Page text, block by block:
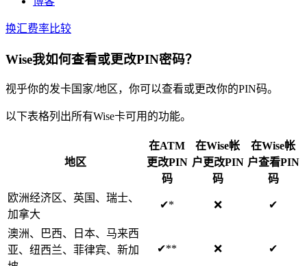
换汇费率比较
Wise我如何查看或更改PIN密码？
视乎你的发卡国家/地区，你可以查看或更改你的PIN码。
以下表格列出所有Wise卡可用的功能。
地区
在ATM
更改PIN
码
在Wise帐
户更改PIN
码
在Wise帐
户查看PIN
码
欧洲经济区、英国、瑞士、
加拿大
✔* ❌ ✔
澳洲、巴西、日本、马来西
亚、纽西兰、菲律宾、新加
✔** ❌ ✔